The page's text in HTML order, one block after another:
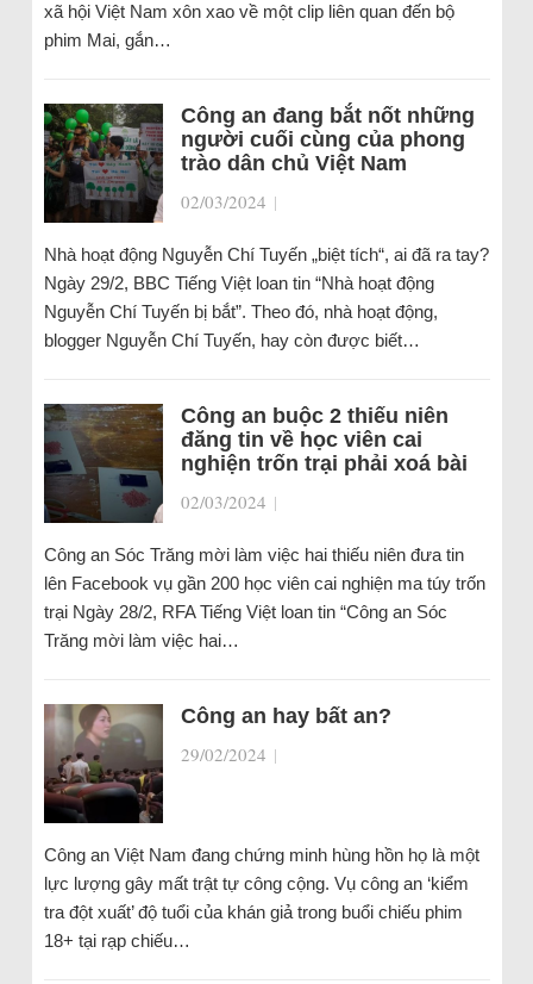
xã hội Việt Nam xôn xao về một clip liên quan đến bộ
phim Mai, gắn…
Công an đang bắt nốt những
người cuối cùng của phong
trào dân chủ Việt Nam
02/03/2024 |
Nhà hoạt động Nguyễn Chí Tuyến „biệt tích“, ai đã ra tay?
Ngày 29/2, BBC Tiếng Việt loan tin “Nhà hoạt động
Nguyễn Chí Tuyến bị bắt”. Theo đó, nhà hoạt động,
blogger Nguyễn Chí Tuyến, hay còn được biết…
Công an buộc 2 thiếu niên
đăng tin về học viên cai
nghiện trốn trại phải xoá bài
02/03/2024 |
Công an Sóc Trăng mời làm việc hai thiếu niên đưa tin
lên Facebook vụ gần 200 học viên cai nghiện ma túy trốn
trại Ngày 28/2, RFA Tiếng Việt loan tin “Công an Sóc
Trăng mời làm việc hai…
Công an hay bất an?
29/02/2024 |
Công an Việt Nam đang chứng minh hùng hồn họ là một
lực lượng gây mất trật tự công cộng. Vụ công an ‘kiểm
tra đột xuất’ độ tuổi của khán giả trong buổi chiếu phim
18+ tại rạp chiếu…